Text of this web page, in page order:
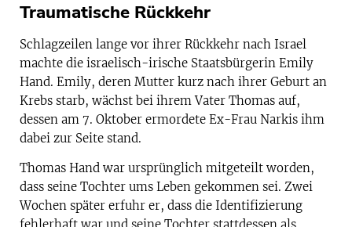
Traumatische Rückkehr
Schlagzeilen lange vor ihrer Rückkehr nach Israel
machte die israelisch-irische Staatsbürgerin Emily
Hand. Emily, deren Mutter kurz nach ihrer Geburt an
Krebs starb, wächst bei ihrem Vater Thomas auf,
dessen am 7. Oktober ermordete Ex-Frau Narkis ihm
dabei zur Seite stand.
Thomas Hand war ursprünglich mitgeteilt worden,
dass seine Tochter ums Leben gekommen sei. Zwei
Wochen später erfuhr er, dass die Identifizierung